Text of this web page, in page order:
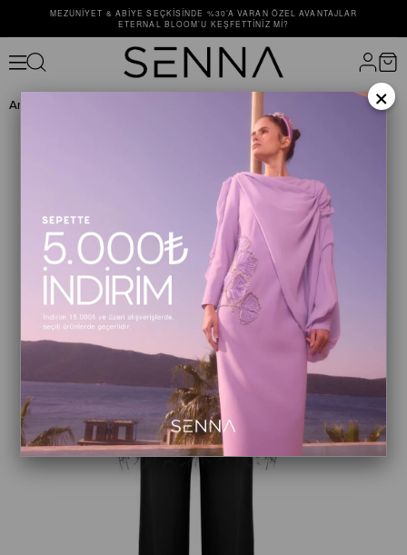
MEZUNIYET & ABIYE SEÇKISINDE %30’A VARAN ÖZEL AVANTAJLAR
ETERNAL BLOOM’U KEŞFETTINIZ MI?
Anasayfa ×